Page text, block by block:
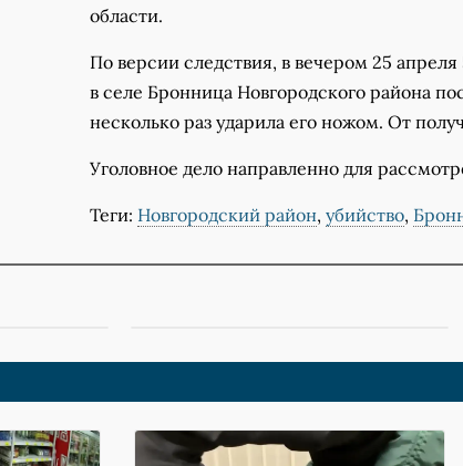
области.
По версии следствия, в вечером 25
в селе Бронница Новгородского района
несколько раз ударила его ножом. От
Уголовное дело направленно для
Теги: Новгородский район, убийство,